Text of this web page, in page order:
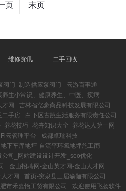
页 末页
维修资讯 二手回收
阀门_制造供应泵阀门
云游百事通
生小常识、健康养生、中医、疾病
网
吉林省亿豪尚品科技发展有限公司
二手房
白下区古跳生活服务有限责任公司
养花技巧_花卉知识大全_养花达人第一网
云管理平台
成都卓瑞科技
下车库地坪-自流平环氧地坪施工商
司_网站建设设计开发_seo优化
金山招聘网-金山英才网-金山人才网
才网
首页-突泉县三届瑜伽有限公司
市禾嘉怡工贸有限公司
欢迎使用飞扬软件